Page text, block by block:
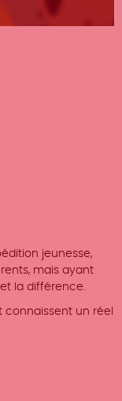
jeunesse,
mais ayant
la différence.
un réel